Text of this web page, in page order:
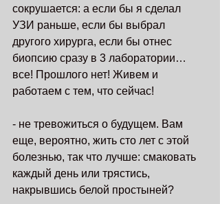
сокрушается: а если бы я сделал
УЗИ раньше, если бы выбрал
другого хирурга, если бы отнес
биопсию сразу в 3 лаборатории…
все! Прошлого нет! Живем и
работаем с тем, что сейчас!
- не тревожиться о будущем. Вам
еще, вероятно, жить сто лет с этой
болезнью, так что лучше: смаковать
каждый день или трястись,
накрывшись белой простыней?